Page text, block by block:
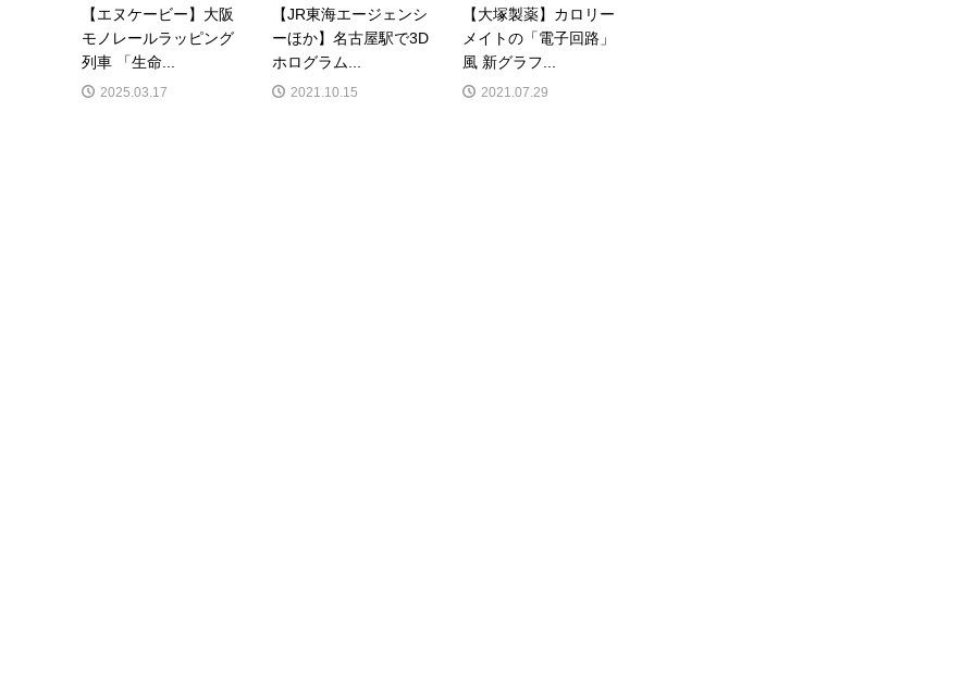
【エヌケービー】大阪
モノレールラッピング
列車 「生命...
2025.03.17
【JR東海エージェンシ
ーほか】名古屋駅で3D
ホログラム...
2021.10.15
【大塚製薬】カロリー
メイトの「電子回路」
風 新グラフ...
2021.07.29